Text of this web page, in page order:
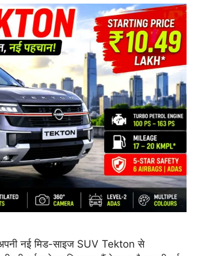
नई मिड-साइज SUV Tekton से